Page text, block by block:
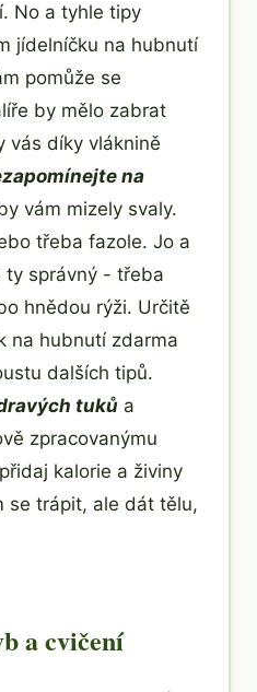
No a tyhle tipy
jídelníčku na hubnutí
pomůže se
by mělo zabrat
vás díky vláknině
na
vám mizely svaly.
třeba fazole. Jo a
ty správný - třeba
hnědou rýži. Určitě
na hubnutí zdarma
dalších tipů.
tuků a
zpracovanýmu
kalorie a živiny
se trápit, ale dát tělu,
a cvičení